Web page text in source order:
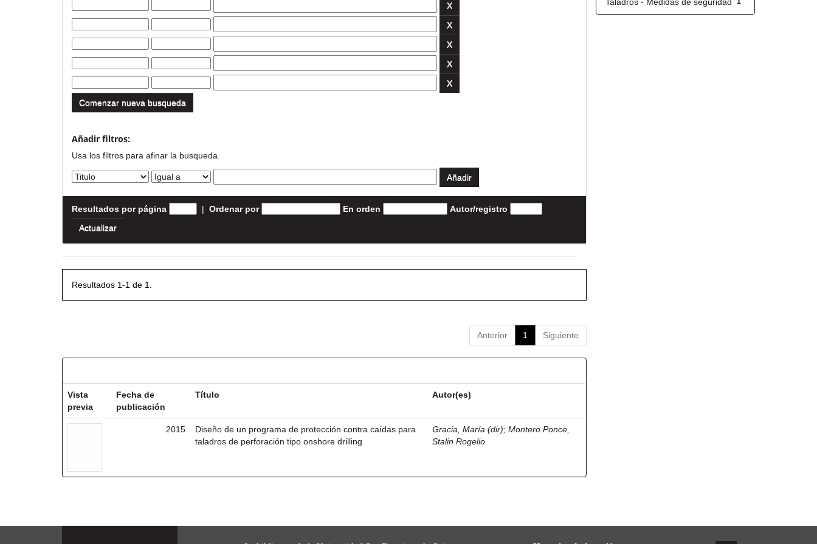
Comenzar nueva busqueda
Añadir filtros:
Usa los filtros para afinar la busqueda.
Resultados por página | Ordenar por En orden Autor/registro
Resultados 1-1 de 1.
Anterior 1 Siguiente
Vista
previa
Fecha de
publicación
Título Autor(es)
2015
Diseño de un programa de protección contra caídas para
taladros de perforación tipo onshore drilling
Gracia, María (dir);Montero Ponce,
Stalin Rogelio